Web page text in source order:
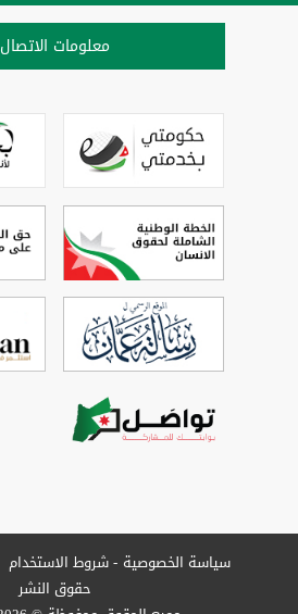
معلومات الاتصال
سياسة الخصوصية شروط الاستخدام
حقوق النشر